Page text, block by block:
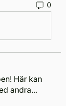
0
Här kan
andra...